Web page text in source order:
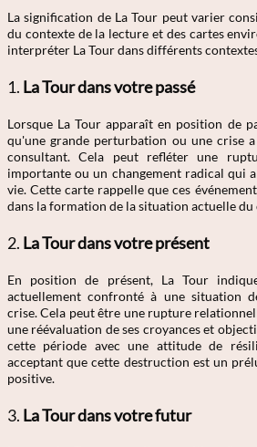
La signification de La Tour peut varier
du contexte de la lecture et des cartes
interpréter La Tour dans différents
1. La Tour dans votre passé
Lorsque La Tour apparaît en position de
qu'une grande perturbation ou une crise
consultant. Cela peut refléter une
importante ou un changement radical qui
vie. Cette carte rappelle que ces
dans la formation de la situation actuelle
2. La Tour dans votre présent
En position de présent, La Tour
actuellement confronté à une situation
crise. Cela peut être une rupture
une réévaluation de ses croyances et
cette période avec une attitude de
acceptant que cette destruction est un
positive.
3. La Tour dans votre futur